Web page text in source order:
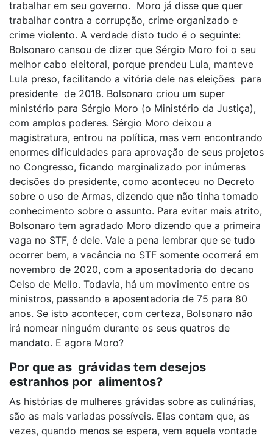
trabalhar em seu governo. Moro já disse que quer
trabalhar contra a corrupção, crime organizado e
crime violento. A verdade disto tudo é o seguinte:
Bolsonaro cansou de dizer que Sérgio Moro foi o seu
melhor cabo eleitoral, porque prendeu Lula, manteve
Lula preso, facilitando a vitória dele nas eleições para
presidente de 2018. Bolsonaro criou um super
ministério para Sérgio Moro (o Ministério da Justiça),
com amplos poderes. Sérgio Moro deixou a
magistratura, entrou na política, mas vem encontrando
enormes dificuldades para aprovação de seus projetos
no Congresso, ficando marginalizado por inúmeras
decisões do presidente, como aconteceu no Decreto
sobre o uso de Armas, dizendo que não tinha tomado
conhecimento sobre o assunto. Para evitar mais atrito,
Bolsonaro tem agradado Moro dizendo que a primeira
vaga no STF, é dele. Vale a pena lembrar que se tudo
ocorrer bem, a vacância no STF somente ocorrerá em
novembro de 2020, com a aposentadoria do decano
Celso de Mello. Todavia, há um movimento entre os
ministros, passando a aposentadoria de 75 para 80
anos. Se isto acontecer, com certeza, Bolsonaro não
irá nomear ninguém durante os seus quatros de
mandato. E agora Moro?
Por que as grávidas tem desejos
estranhos por alimentos?
As histórias de mulheres grávidas sobre as culinárias,
são as mais variadas possíveis. Elas contam que, as
vezes, quando menos se espera, vem aquela vontade